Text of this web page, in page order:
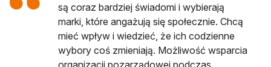
są coraz bardziej świadomi i wybierają
marki, które angażują się społecznie. Chcą
mieć wpływ i wiedzieć, że ich codzienne
wybory coś zmieniają. Możliwość wsparcia
organizacji pozarządowej podczas